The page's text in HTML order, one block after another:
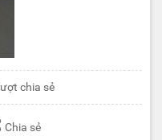
lượt chia sẻ
Chia sẻ